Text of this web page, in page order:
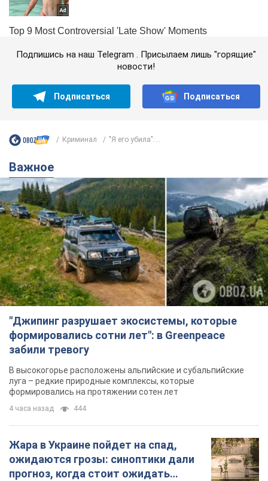
Подпишись на наш Telegram . Присылаем лишь "горящие"
новости!
Подписаться Подписаться
Криминал "Я его убила":...
Важное
"Джипинг разрушает экосистемы, которые
формировались сотни лет": в Greenpeace
забили тревогу
В высокогорье расположены альпийские и субальпийские
луга – редкие природные комплексы, которые
формировались на протяжении сотен лет
4 часа назад 444
Жара в Украине пойдет на спад,
ожидаются грозы: синоптики дали
прогноз, когда стоит ожидать